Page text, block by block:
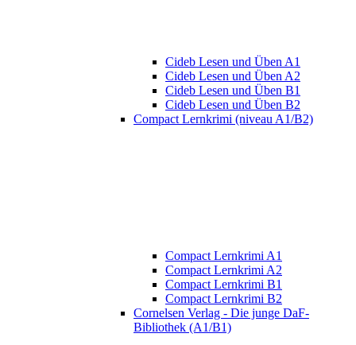
Cideb Lesen und Üben A1
Cideb Lesen und Üben A2
Cideb Lesen und Üben B1
Cideb Lesen und Üben B2
Compact Lernkrimi (niveau A1/B2)
Compact Lernkrimi A1
Compact Lernkrimi A2
Compact Lernkrimi B1
Compact Lernkrimi B2
Cornelsen Verlag - Die junge DaF-
Bibliothek (A1/B1)